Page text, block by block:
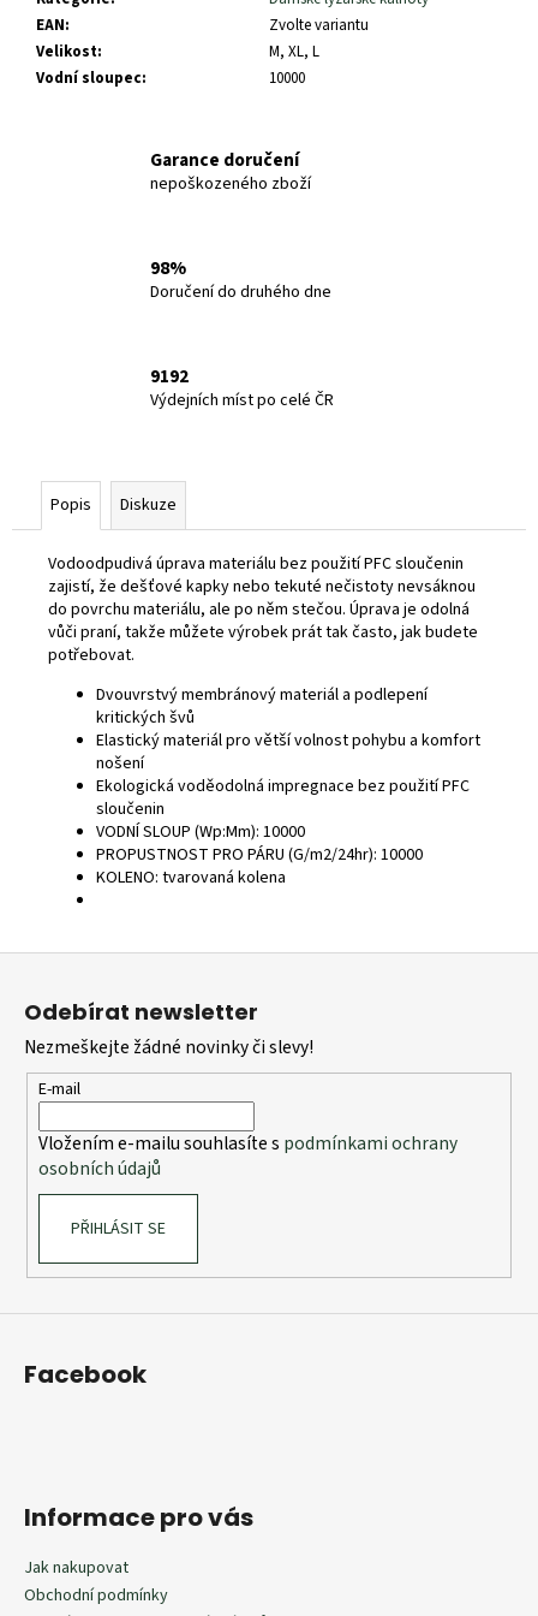
EAN:
Zvolte variantu
Velikost:
M, XL, L
Vodní sloupec: 10000
Garance doručení
nepoškozeného zboží
98%
Doručení do druhého dne
9192
Výdejních míst po celé ČR
Popis Diskuze
Vodoodpudivá úprava materiálu bez použití PFC sloučenin
zajistí, že dešťové kapky nebo tekuté nečistoty nevsáknou
do povrchu materiálu, ale po něm stečou. Úprava je odolná
vůči praní, takže můžete výrobek prát tak často, jak budete
potřebovat.
Dvouvrstvý membránový materiál a podlepení
kritických švů
Elastický materiál pro větší volnost pohybu a komfort
nošení
Ekologická voděodolná impregnace bez použití PFC
sloučenin
VODNÍ SLOUP (Wp:Mm): 10000
PROPUSTNOST PRO PÁRU (G/m2/24hr): 10000
KOLENO: tvarovaná kolena
Z
Odebírat newsletter
Nezmeškejte žádné novinky či slevy!
E-mail
Vložením e-mailu souhlasíte s podmínkami ochrany
osobních údajů
PŘIHLÁSIT SE
Facebook
Informace pro vás
Jak nakupovat
Obchodní podmínky